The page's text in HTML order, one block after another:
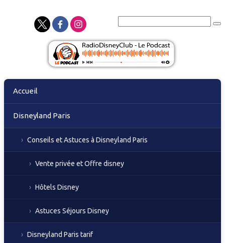
Skip
Accueil
Disneyland Paris
Conseils et Astuces à Disneyland Paris
Vente privée et Offre disney
Hôtels Disney
Astuces Séjours Disney
Disneyland Paris tarif